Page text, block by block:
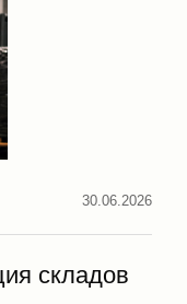
30.06.2026
складов